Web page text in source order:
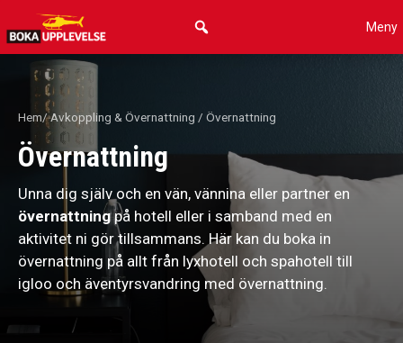
Hoppa
till
innehåll
Meny
Hem/Avkoppling & Övernattning / Övernattning
Övernattning
Unna dig själv och en vän, vännina eller partner en
övernattningpå hotell eller i samband med en
aktivitet ni gör tillsammans. Här kan du boka in
övernattning på allt från lyxhotell och spahotell till
igloo och äventyrsvandring med övernattning.